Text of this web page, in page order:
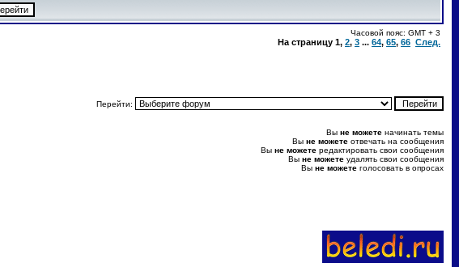
Часовой пояс: GMT + 3
На страницу 1, 2, 3 ... 64, 65, 66 След.
Перейти:
Вы не можете начинать темы
Вы не можете отвечать на сообщения
Вы не можете редактировать свои сообщения
Вы не можете удалять свои сообщения
Вы не можете голосовать в опросах